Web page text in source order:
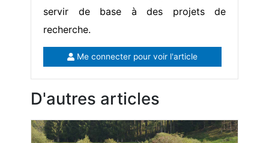
servir de base à des projets de
recherche.
Me connecter pour voir l'article
D'autres articles